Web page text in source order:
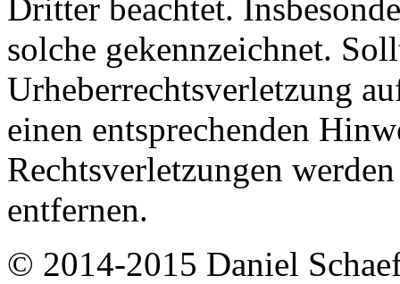
Dritter beachtet.
solche gekennzeichnet.
Urheberrechtsverletzung
einen entsprechenden
Rechtsverletzungen
entfernen.
© 2014-2015 Daniel